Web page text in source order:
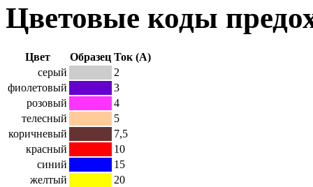
Цветовые коды
Цвет Образец Ток (А)
серый
2
фиолетовый
3
розовый
4
телесный
5
коричневый
7,5
красный
10
синий
15
желтый
20